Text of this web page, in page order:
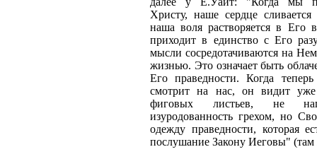
Христу, наше сердце
наша воля растворяется в Его
приходит в единство с Его
мысли сосредотачиваются на
жизнью. Это означает быть
Его праведности. Когда
смотрит на нас, он видит
фиговых листьев, не
изуродованность грехом, но
одежду праведности, которая
послушание Закону Иеговы" (там